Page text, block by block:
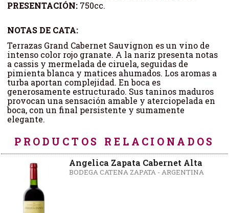
PRESENTACIÓN: 750cc.
NOTAS DE CATA:
Terrazas Grand Cabernet Sauvignon es un vino de
intenso color rojo granate. A la nariz presenta notas
a cassis y mermelada de ciruela, seguidas de
pimienta blanca y matices ahumados. Los aromas a
turba aportan complejidad. En boca es
generosamente estructurado. Sus taninos maduros
provocan una sensación amable y aterciopelada en
boca, con un final persistente y sumamente
elegante.
PRODUCTOS RELACIONADOS
Angelica Zapata Cabernet Alta
BODEGA CATENA ZAPATA - ARGENTINA